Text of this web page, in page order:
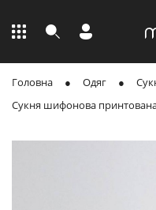
Головна Одяг
Сукня шифонова